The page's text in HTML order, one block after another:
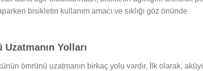
bisikletin kullanım amacı ve sıklığı göz önünde
Yolları
ömrünü uzatmanın birkaç yolu vardır. İlk olarak,